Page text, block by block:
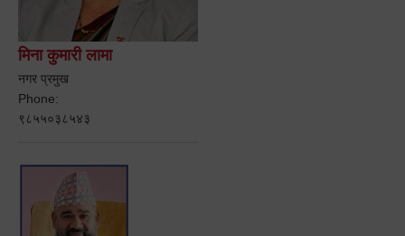
मिना कुमारी लामा
नगर प्रमुख
Phone:
९८५५०३८५४३